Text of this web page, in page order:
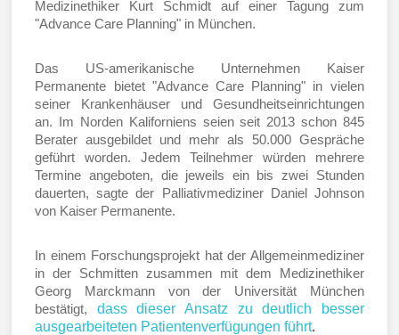
Medizinethiker Kurt Schmidt auf einer Tagung zum
"Advance Care Planning" in München.
Das US-amerikanische Unternehmen Kaiser
Permanente bietet "Advance Care Planning" in vielen
seiner Krankenhäuser und Gesundheitseinrichtungen
an. Im Norden Kaliforniens seien seit 2013 schon 845
Berater ausgebildet und mehr als 50.000 Gespräche
geführt worden. Jedem Teilnehmer würden mehrere
Termine angeboten, die jeweils ein bis zwei Stunden
dauerten, sagte der Palliativmediziner Daniel Johnson
von Kaiser Permanente.
In einem Forschungsprojekt hat der Allgemeinmediziner
in der Schmitten zusammen mit dem Medizinethiker
Georg Marckmann von der Universität München
bestätigt,
dass dieser Ansatz zu deutlich besser
ausgearbeiteten Patientenverfügungen führt.